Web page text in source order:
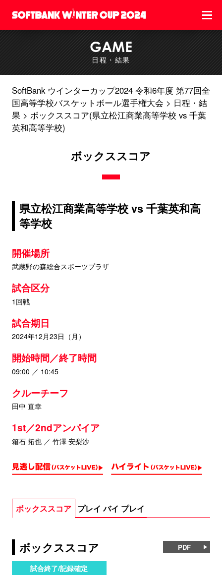
GAME
日程・結果
SoftBank ウインターカップ2024 令和6年度 第77回全
国高等学校バスケットボール選手権大会
日程・結
果
ボックススコア(県立松江商業高等学校 vs 千葉
英和高等学校)
ボックススコア
県立松江商業高等学校 vs 千葉英和高
等学校
開催場所
武蔵野の森総合スポーツプラザ
試合区分
1回戦
試合期日
2024年12月23日（月）
開始時間／終了時間
09:00 ／ 10:45
クルーチーフ
田中 直幸
1st／2ndアンパイア
箱石 拓也 ／ 竹澤 安梨沙
ボックススコア プレイ バイ プレイ
ボックススコア PDF
試合終了/記録確定